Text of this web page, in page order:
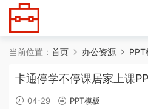
当前位置： 首页 办公资源 PPT
卡通停学不停课居家上课
04-29 PPT模板